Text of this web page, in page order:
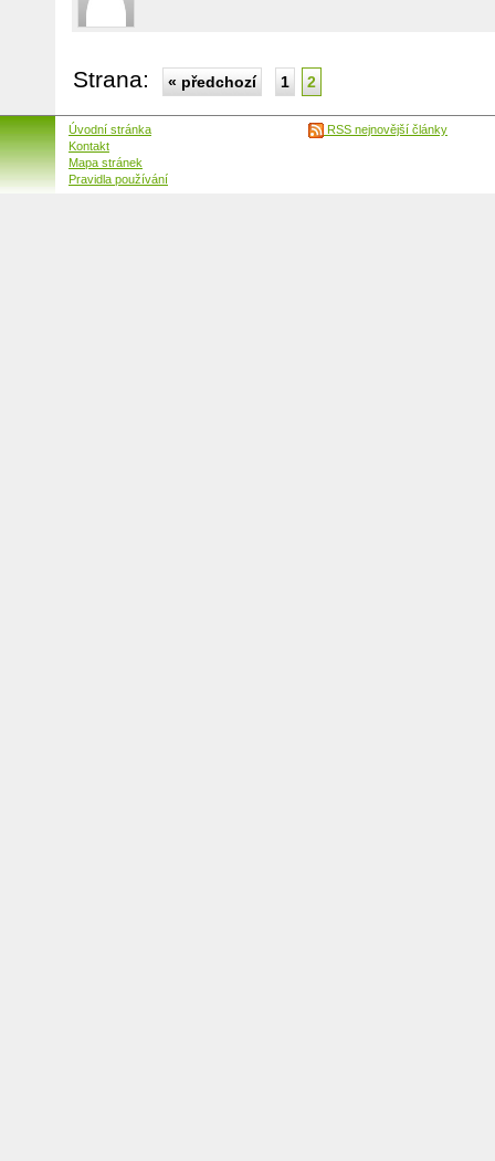
Strana: « předchozí 1 2
Úvodní stránka
Kontakt
Mapa stránek
Pravidla používání
RSS nejnovější články